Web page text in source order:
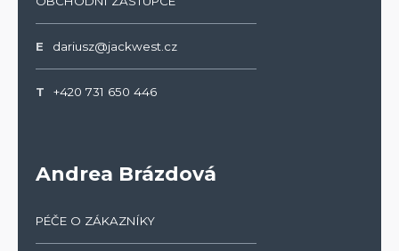
E dariusz@jackwest.cz
T +420 731 650 446
Andrea Brázdová
PÉČE O ZÁKAZNÍKY